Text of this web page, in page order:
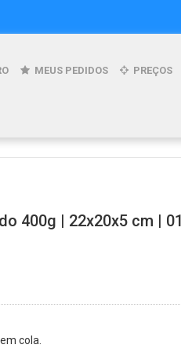
MEUS PEDIDOS PREÇOS
400g | 22x20x5 cm |
cola.